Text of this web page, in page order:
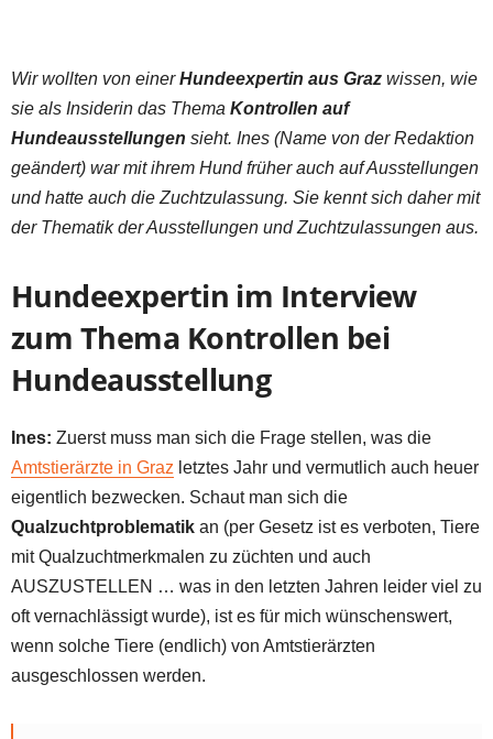
Wir wollten von einerHundeexpertin aus Graz wissen, wie
sie als Insiderin das Thema Kontrollen auf
Hundeausstellungen sieht. Ines (Name von der Redaktion
geändert) war mit ihrem Hund früher auch auf Ausstellungen
und hatte auch die Zuchtzulassung. Sie kennt sich daher mit
der Thematik der Ausstellungen und Zuchtzulassungen aus.
Hundeexpertin im Interview
zum Thema Kontrollen bei
Hundeausstellung
Ines: Zuerst muss man sich die Frage stellen, was die
Amtstierärzte in Graz letztes Jahr und vermutlich auch heuer
eigentlich bezwecken. Schaut man sich die
Qualzuchtproblematik an (per Gesetz ist es verboten, Tiere
mit Qualzuchtmerkmalen zu züchten und auch
AUSZUSTELLEN … was in den letzten Jahren leider viel zu
oft vernachlässigt wurde), ist es für mich wünschenswert,
wenn solche Tiere (endlich) von Amtstierärzten
ausgeschlossen werden.